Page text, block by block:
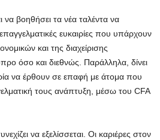
να βοηθήσει τα νέα ταλέντα να
ευκαιρίες που υπάρχουν
και της διαχείρισης
όσο και διεθνώς. Παράλληλα, δίνει
να έρθουν σε επαφή με άτομα που
τους ανάπτυξη, μέσω του CFA
να εξελίσσεται. Οι καριέρες στον